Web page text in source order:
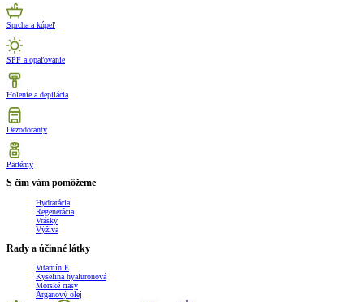
Sprcha a kúpeľ
SPF a opaľovanie
Holenie a depilácia
Dezodoranty
Parfémy
S čím vám pomôžeme
Hydratácia
Regenerácia
Vrásky
Výživa
Rady a účinné látky
Vitamín E
Kyselina hyaluronová
Morské riasy
Arganový olej